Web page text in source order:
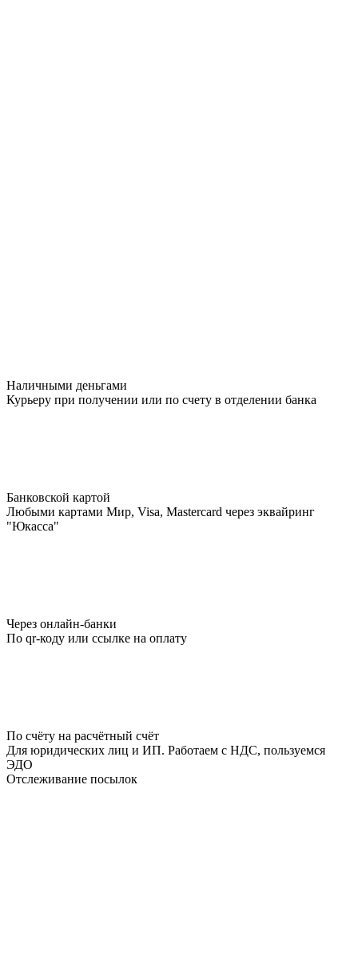
Наличными деньгами
Курьеру при получении или по счету в отделении банка
Банковской картой
Любыми картами Мир, Visa, Mastercard через эквайринг
"Юкасса"
Через онлайн-банки
По qr-коду или ссылке на оплату
По счёту на расчётный счёт
Для юридических лиц и ИП. Работаем с НДС, пользуемся
ЭДО
Отслеживание посылок